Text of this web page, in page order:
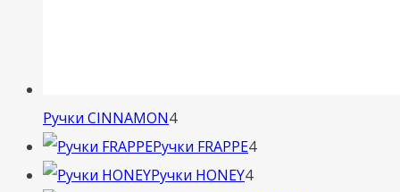
Ручки CINNAMON44
товара
Ручки FRAPPE44
Ручки HONEY44